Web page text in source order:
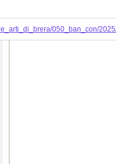
050_ban_con/